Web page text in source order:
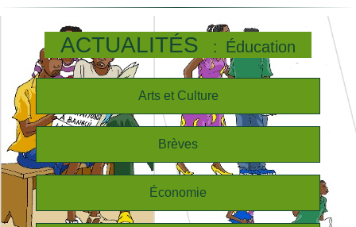
ACTUALITÉS Éducation
Arts et Culture
Brèves
Économie